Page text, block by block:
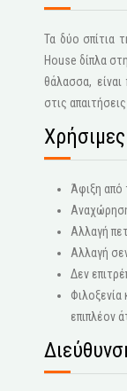
Τα δύο σπίτια
House δίπλα
θάλασσα,
στις
Άφιξη από
Αλλαγή
Αλλαγή
Δεν
επιπλέον